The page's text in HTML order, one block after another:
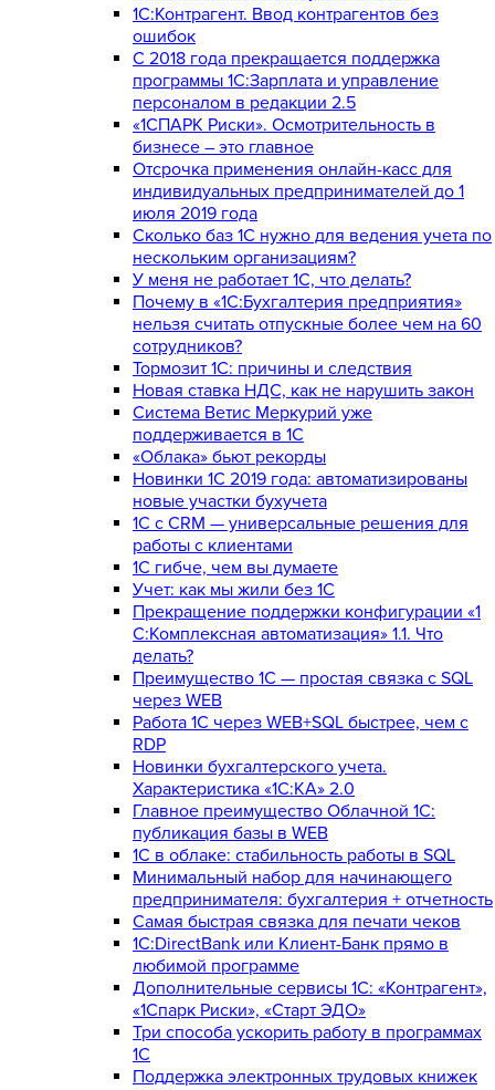
1С:Контрагент. Ввод контрагентов без
ошибок
С 2018 года прекращается поддержка
программы 1С:Зарплата и управление
персоналом в редакции 2.5
«1СПАРК Риски». Осмотрительность в
бизнесе – это главное
Отсрочка применения онлайн-касс для
индивидуальных предпринимателей до 1
июля 2019 года
Сколько баз 1C нужно для ведения учета по
нескольким организациям?
У меня не работает 1С, что делать?
Почему в «1С:Бухгалтерия предприятия»
нельзя считать отпускные более чем на 60
сотрудников?
Тормозит 1C: причины и следствия
Новая ставка НДС, как не нарушить закон
Система Ветис Меркурий уже
поддерживается в 1С
«Облака» бьют рекорды
Новинки 1С 2019 года: автоматизированы
новые участки бухучета
1С с CRM — универсальные решения для
работы с клиентами
1С гибче, чем вы думаете
Учет: как мы жили без 1С
Прекращение поддержки конфигурации «1
С:Комплексная автоматизация» 1.1. Что
делать?
Преимущество 1С — простая связка с SQL
через WEB
Работа 1С через WEB+SQL быстрее, чем с
RDP
Новинки бухгалтерского учета.
Характеристика «1С:КА» 2.0
Главное преимущество Облачной 1С:
публикация базы в WEB
1С в облаке: стабильность работы в SQL
Минимальный набор для начинающего
предпринимателя: бухгалтерия + отчетность
Самая быстрая связка для печати чеков
1С:DirectBank или Клиент-Банк прямо в
любимой программе
Дополнительные сервисы 1С: «Контрагент»,
«1Спарк Риски», «Старт ЭДО»
Три способа ускорить работу в программах
1С
Поддержка электронных трудовых книжек